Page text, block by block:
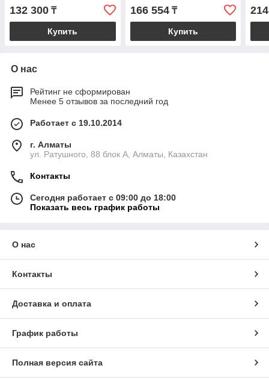
132 300 ₸
Купить
166 554₸
Купить
О нас
Рейтинг не сформирован
Менее 5 отзывов за последний год
Работает с 19.10.2014
г. Алматы
ул. Ратушного, 88 блок A, Алматы, Казахстан
Контакты
Сегодня работает с 09:00 до 18:00
Показать весь график работы
О нас
Контакты
Доставка и оплата
График работы
Полная версия сайта